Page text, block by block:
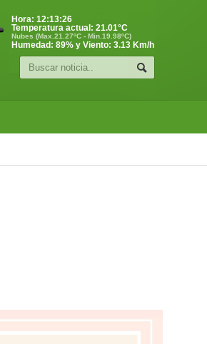
Hora: 12:13:27
Temperatura actual: 21.01°C
Nubes (Max.21.27ºC - Min.19.98ºC)
Humedad: 89% y Viento: 3.13 Km/h